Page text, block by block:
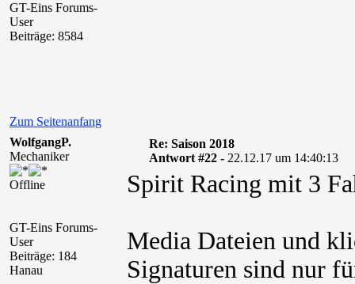
GT-Eins Forums-
User
Beiträge: 8584
Zum Seitenanfang
WolfgangP.
Mechaniker
Offline
GT-Eins Forums-
User
Beiträge: 184
Hanau
Re: Saison 2018
Antwort #22 - 22.12.17 um 14:40:13
Spirit Racing mit 3
Media Dateien und
Signaturen sind nur